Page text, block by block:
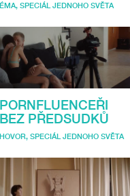
, SPECIÁL JEDNOHO SVĚTA
PORNFLUENCEŘI
BEZ PŘEDSUDKŮ
, SPECIÁL JEDNOHO SVĚTA